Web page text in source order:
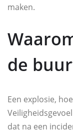
maken.
de
Een explosie,
dat na een